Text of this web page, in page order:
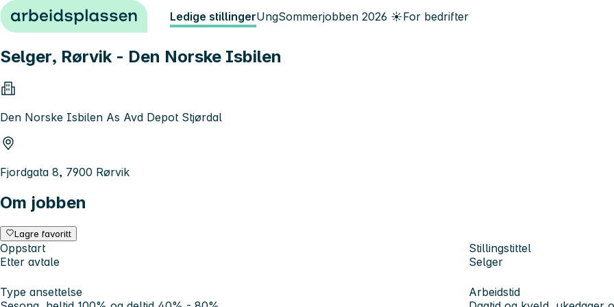
Hopp til innhold Ledige stillingerUngSommerjobben 2026 ☀️For bedrifter
Selger, Rørvik - Den Norske Isbilen
Den Norske Isbilen As Avd Depot Stjørdal
Fjordgata 8, 7900 Rørvik
Om jobben
Lagre favoritt
Oppstart
Etter avtale
Stillingstittel
Selger
Type ansettelse
Arbeidstid